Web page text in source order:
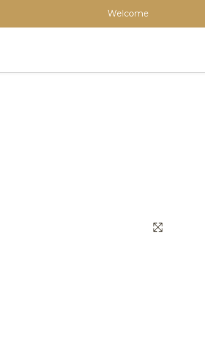
Welcome